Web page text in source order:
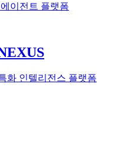
이전트 플랫폼
화 인텔리전스 플랫폼